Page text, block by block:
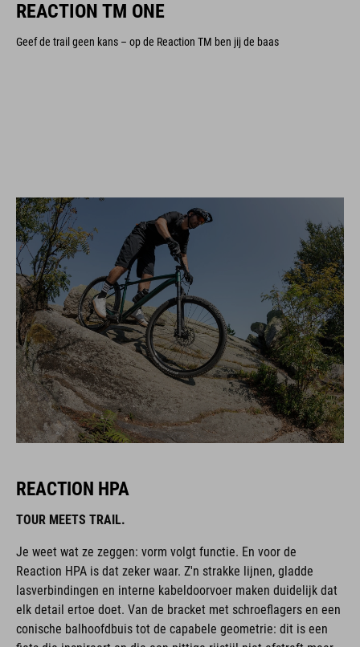
REACTION TM ONE
Geef de trail geen kans – op de Reaction TM ben jij de baas
REACTION HPA
TOUR MEETS TRAIL.
Je weet wat ze zeggen: vorm volgt functie. En voor de
Reaction HPA is dat zeker waar. Z'n strakke lijnen, gladde
lasverbindingen en interne kabeldoorvoer maken duidelijk dat
elk detail ertoe doet. Van de bracket met schroeflagers en een
conische balhoofdbuis tot de capabele geometrie: dit is een